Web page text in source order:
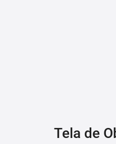
Tela de